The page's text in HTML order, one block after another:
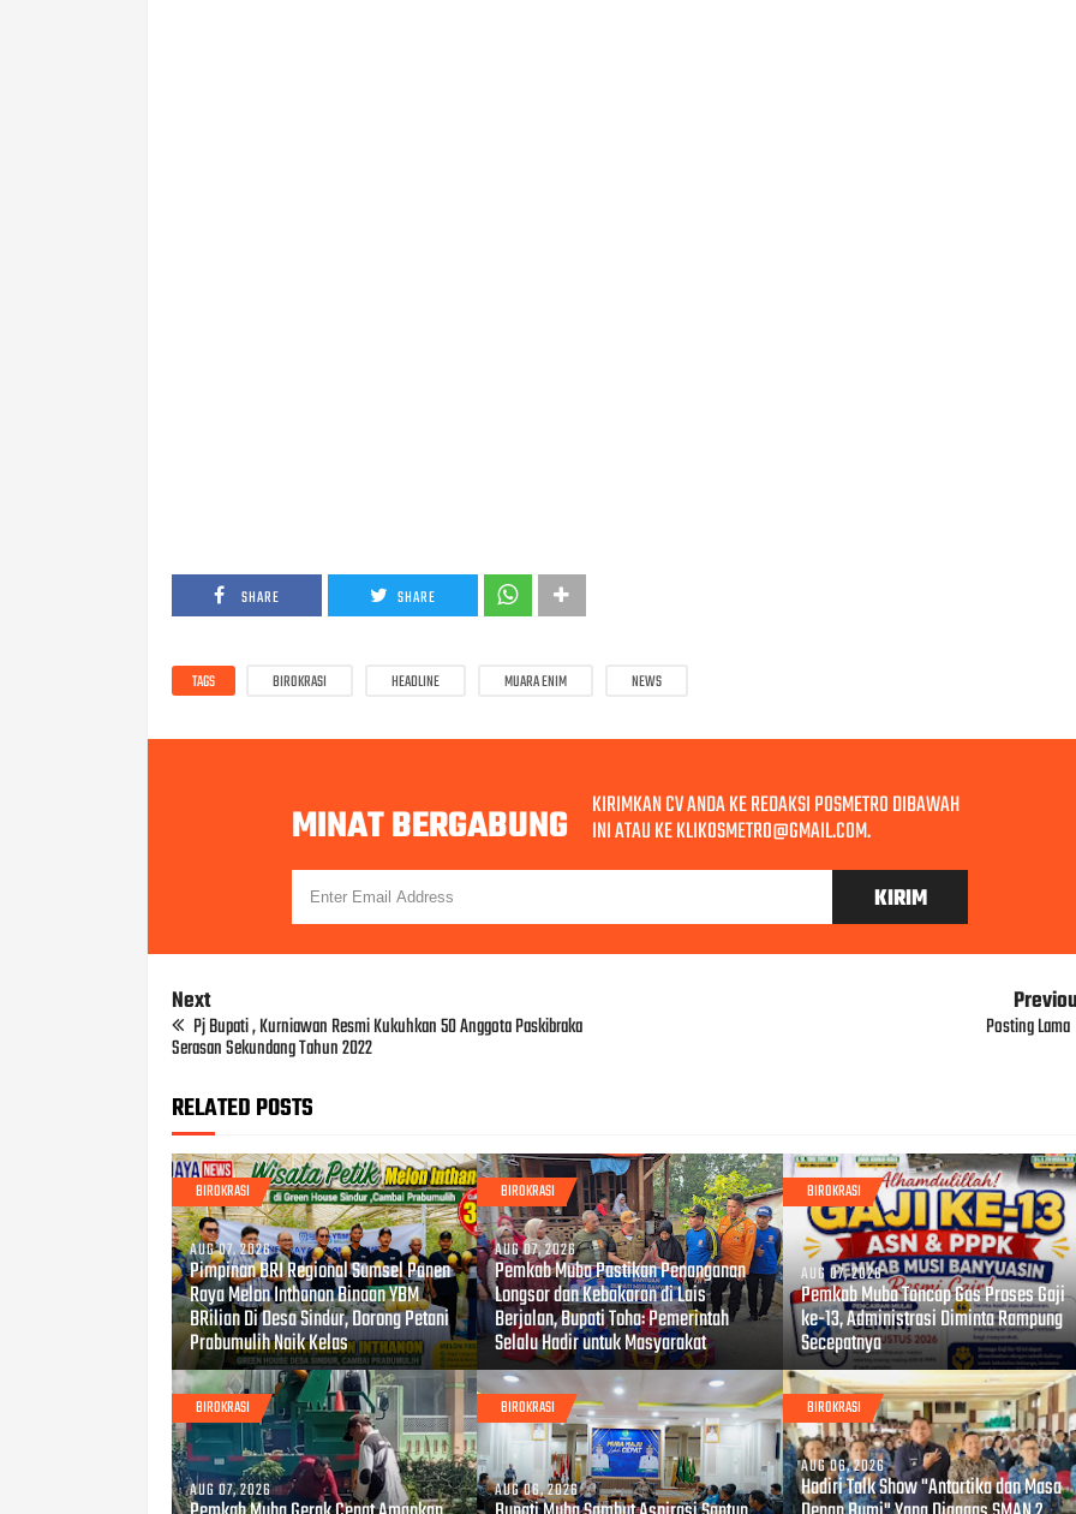
SHARE SHARE
TAGS BIROKRASI HEADLINE MUARA ENIM NEWS
MINAT BERGABUNG KIRIMKAN CV ANDA KE REDAKSI POSMETRO DIBAWAH
INI ATAU KE KLIKOSMETRO@GMAIL.COM.
Next
Pj Bupati , Kurniawan Resmi Kukuhkan 50 Anggota Paskibraka
Serasan Sekundang Tahun 2022
Posting Lama
RELATED POSTS
BIROKRASI
AUG 07, 2026
Pimpinan BRI Regional Sumsel Panen
Raya Melon Inthanon Binaan YBM
BRilian Di Desa Sindur, Dorong Petani
Prabumulih Naik Kelas
BIROKRASI
AUG 07, 2026
Pemkab Muba Pastikan Penanganan
Longsor dan Kebakaran di Lais
Berjalan, Bupati Toha: Pemerintah
Selalu Hadir untuk Masyarakat
BIROKRASI
AUG 07, 2026
Pemkab Muba Tancap Gas Proses Gaji
ke-13, Administrasi Diminta Rampung
Secepatnya
BIROKRASI
AUG 07, 2026
BIROKRASI
AUG 06, 2026
BIROKRASI
AUG 06, 2026
Hadiri Talk Show "Antartika dan Masa